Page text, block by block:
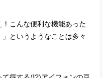
こんな便利な機能あった
というようなことは多々